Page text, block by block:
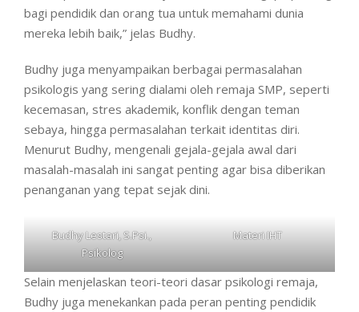
bagi pendidik dan orang tua untuk memahami dunia
mereka lebih baik,” jelas Budhy.
Budhy juga menyampaikan berbagai permasalahan
psikologis yang sering dialami oleh remaja SMP, seperti
kecemasan, stres akademik, konflik dengan teman
sebaya, hingga permasalahan terkait identitas diri.
Menurut Budhy, mengenali gejala-gejala awal dari
masalah-masalah ini sangat penting agar bisa diberikan
penanganan yang tepat sejak dini.
Budhy Lestari, S.Psi.,
Psikolog
Materi IHT
Selain menjelaskan teori-teori dasar psikologi remaja,
Budhy juga menekankan pada peran penting pendidik